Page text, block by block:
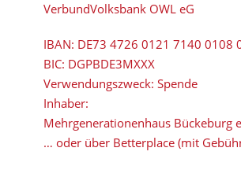
VerbundVolksbank OWL eG
IBAN: DE73 4726 0121 7140 0108
BIC: DGPBDE3MXXX
Verwendungszweck: Spende
Inhaber:
Mehrgenerationenhaus Bückeburg
… oder über Betterplace (mit